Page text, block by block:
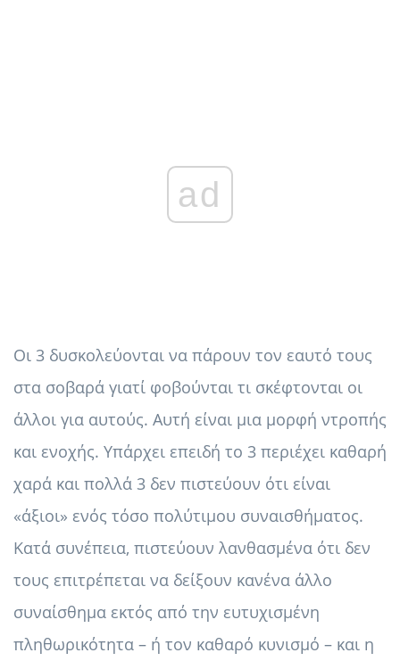
ad
Οι 3 δυσκολεύονται να πάρουν τον εαυτό τους
στα σοβαρά γιατί φοβούνται τι σκέφτονται οι
άλλοι για αυτούς. Αυτή είναι μια μορφή ντροπής
και ενοχής. Υπάρχει επειδή το 3 περιέχει καθαρή
χαρά και πολλά 3 δεν πιστεύουν ότι είναι
«άξιοι» ενός τόσο πολύτιμου συναισθήματος.
Κατά συνέπεια, πιστεύουν λανθασμένα ότι δεν
τους επιτρέπεται να δείξουν κανένα άλλο
συναίσθημα εκτός από την ευτυχισμένη
πληθωρικότητα – ή τον καθαρό κυνισμό – και η